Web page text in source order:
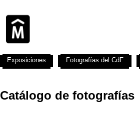
Catálogo de fotografías
Exposiciones Fotografías del CdF